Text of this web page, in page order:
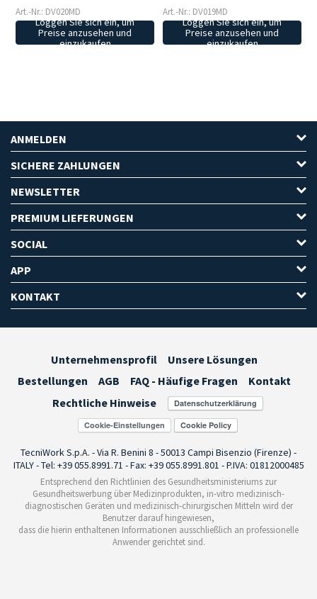
Art.-Nr.: DV020MD
Loggen Sie sich ein, um
Preise anzusehen und
einzukaufen
Art.-Nr.: DV019MD
Loggen Sie sich ein, um
Preise anzusehen und
einzukaufen
ANMELDEN
SICHERE ZAHLUNGEN
NEWSLETTER
PREMIUM LIEFERUNGEN
SOCIAL
APP
KONTAKT
Unternehmensprofil
Unsere Lösungen
Bestellungen
AGB FAQ - Häufige Fragen
Kontakt
Rechtliche Hinweise
Cookie-Einstellungen
TecniWork S.p.A. - Via R. Benini 8 - 50013 Campi Bisenzio (Firenze) -
ITALY - Tel: +39 055.8991.71 - Fax: +39 055.8991.801 - P.IVA: 01812000485
Entsprechend den Richtlinien des Gesundheitsministeriums zur
Gesundheitswerbung über Medizinprodukten, in-vitro medizinisch-
diagnostischen Geräten und medizinisch-chirurgischen Mitteln wird der
Benutzer darauf hingewiesen,
dass die hierin enthaltenen Informationen ausschließlich an professionelle
Anwender gerichtet sind.